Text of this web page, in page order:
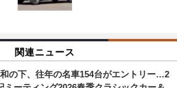
関連ニュース
の下、往年の名車154台がエントリー…2